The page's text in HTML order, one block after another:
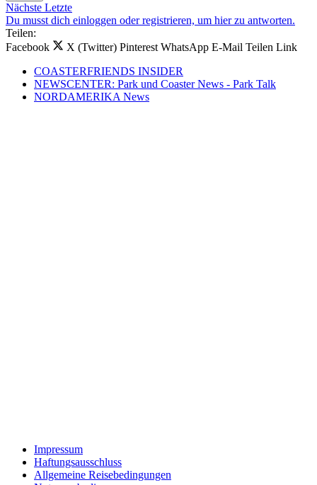
Nächste Letzte
Du musst dich einloggen oder registrieren, um hier zu antworten.
Teilen:
Facebook
X (Twitter) Pinterest WhatsApp E-Mail Teilen Link
COASTERFRIENDS INSIDER
NEWSCENTER: Park und Coaster News - Park Talk
NORDAMERIKA News
Impressum
Haftungsausschluss
Allgemeine Reisebedingungen